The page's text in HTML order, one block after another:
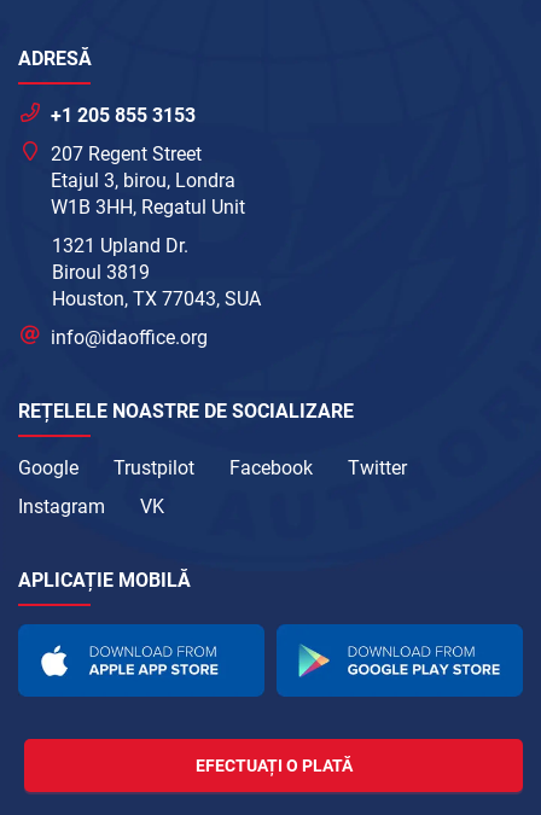
ADRESĂ
+1 205 855 3153
207 Regent Street
Etajul 3, birou, Londra
W1B 3HH, Regatul Unit
1321 Upland Dr.
Biroul 3819
Houston, TX 77043, SUA
info@idaoffice.org
REȚELELE NOASTRE DE SOCIALIZARE
Google Trustpilot Facebook
Twitter
Instagram
VK
APLICAȚIE MOBILĂ
EFECTUAȚI O PLATĂ